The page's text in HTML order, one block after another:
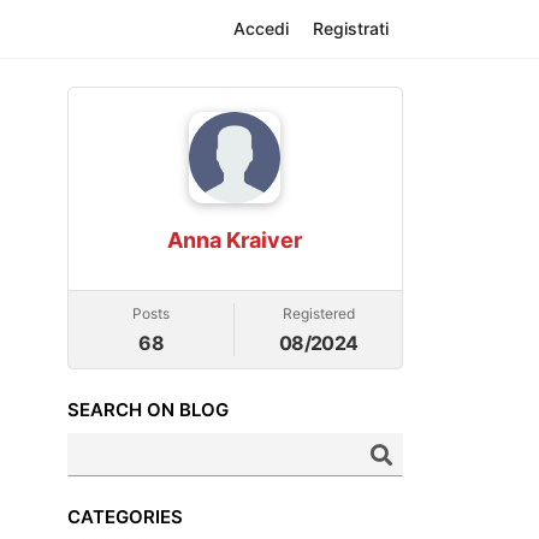
Registrati
Accedi
Anna Kraiver
Posts
68
Registered
08/2024
SEARCH ON BLOG
CATEGORIES